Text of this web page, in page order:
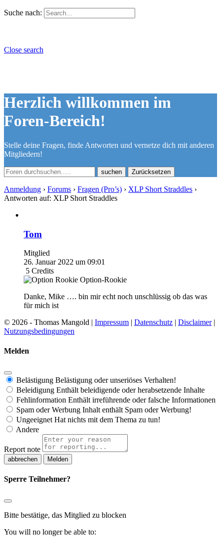
Suche nach:
Close search
Herzlich willkommen im
Foren-Bereich!
Stelle deine Fragen, finde Antworten und vernetze dich mit anderen
Mitgliedern!
Zurücksetzen
Anmeldung › Forums › Fragen (Pro’s) › XLP Short Straddles ›
Antworten auf: XLP Short Straddles
Tom
Mitglied
26. Januar 2022 um 09:01
5 Credits
Option-Rookie
Danke, Mike …. bin mir echt noch unschlüssig ob das was
für mich ist
© 2026 - Thomas Mangold | Impressum | Datenschutz | Disclaimer|
Nutzungsbedingungen
Melden
Belästigung Belästigung oder unseriöses Verhalten!
Beleidigung Enthält beleidigende oder herabsetzende Inhalte
Fehlinformation Enthält irreführende oder falsche Informationen
Spam oder Werbung Inhalt enthält Spam oder Werbung!
Ungeeignet Hat nichts mit dem Thema zu tun!
Andere
Report note
Melden
Sperre Teilnehmer?
Bitte bestätige, das Mitglied zu blocken
You will no longer be able to: